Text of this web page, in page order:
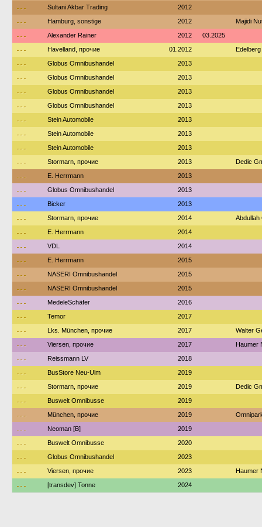
--- Sultani Akbar Trading 2012
--- Hamburg, sonstige 2012 Majidi
--- Alexander Rainer 2012 03.2025
--- Havelland, прочие 01.2012
--- Globus Omnibushandel 2013
--- Globus Omnibushandel 2013
--- Globus Omnibushandel 2013
--- Globus Omnibushandel 2013
--- Stein Automobile 2013
--- Stein Automobile 2013
--- Stein Automobile 2013
--- Stormarn, прочие 2013 Dedic
--- E. Herrmann 2013
--- Globus Omnibushandel 2013
--- Bicker 2013
--- Stormarn, прочие 2014 Abdullah
--- E. Herrmann 2014
--- VDL 2014
--- E. Herrmann 2015
--- NASERI Omnibushandel 2015
--- NASERI Omnibushandel 2015
--- MedeleSchäfer 2016
--- Temor 2017
--- Lks. München, прочие 2017 Walter
--- Viersen, прочие 2017 Haumer
--- Reissmann LV 2018
--- BusStore Neu-Ulm 2019
--- Stormarn, прочие 2019 Dedic
--- Buswelt Omnibusse 2019
--- München, прочие 2019
--- Neoman [B] 2019
--- Buswelt Omnibusse 2020
--- Globus Omnibushandel 2023
--- Viersen, прочие 2023 Haumer
--- [transdev] Tonne 2024